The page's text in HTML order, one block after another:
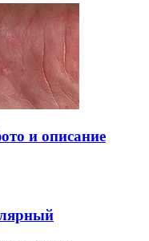
и описание